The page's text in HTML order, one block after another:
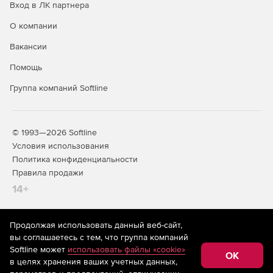
Командам, создающим высоконагруженные сетевые
обменивающихся данными по стандартизированным
ASN.1‑схемам.
Преимущества использования
Экономия времени: избавляет от необходимости
вручную писать код для кодирования и
Снижение количества ошибок: исключает
человеческий фактор при реализации ASN.1‑правил,
Повышение производительности: оптимизированный
код обеспечивает максимальную скорость обработки
Вход в ЛК партнера
О компании
Вакансии
Помощь
Группа компаний Softline
© 1993—2026 Softline
Условия использования
Политика конфиденциальности
Правила продажи
14+
На информационном ресурсе store.softline.ru применяются
рекомендательные технологии(информационные технологии
предоставления информации на основе сбора,
систематизации и анализа сведений, относящихся к
Продолжая использовать данный веб-сайт,
вы соглашаетесь с тем, что группа компаний
Softline может использовать файлы «cookie»
в целях хранения ваших учетных данных,
OK